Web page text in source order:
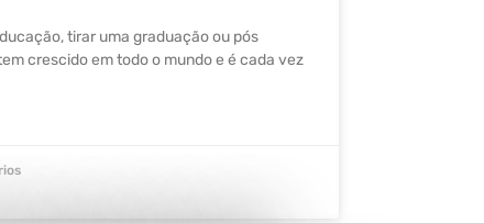
tirar uma graduação ou pós
crescido em todo o mundo e é cada vez